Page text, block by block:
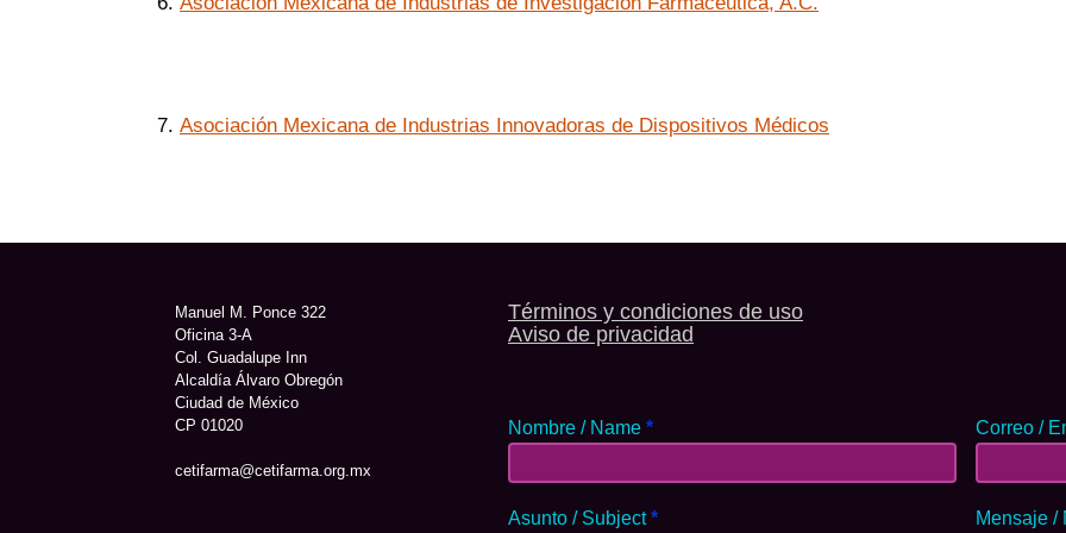
7. Asociación Mexicana de Industrias Innovadoras de Dispositivos Médicos
Manuel M. Ponce 322
Oficina 3-A
Col. Guadalupe Inn
Alcaldía Álvaro Obregón
Ciudad de México
CP 01020
cetifarma@cetifarma.org.mx
Términos y condiciones de uso
Aviso de privacidad
Nombre / Name * Correo /
Asunto / Subject* Mensaje /